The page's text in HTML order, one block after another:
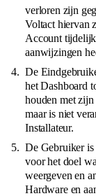
verloren zijn
Voltact hiervan
Account
aanwijzingen
De
het Dashboard
houden met
maar is niet
Installateur.
De Gebruiker is
voor het doel
weergeven en
Hardware en